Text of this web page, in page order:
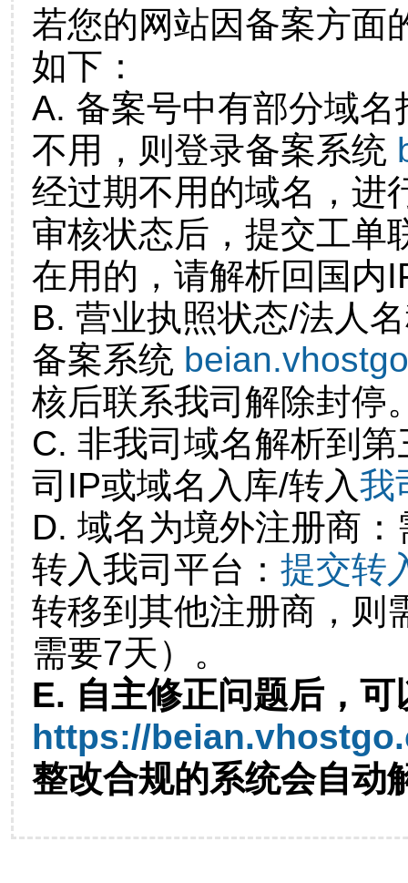
若您的网站因备案方面
如下：
A. 备案号中有部分域
不用，则登录备案系统
经过期不用的域名，进
审核状态后，提交工单
在用的，请解析回国内
B. 营业执照状态/法人
备案系统
核后联系我司解除封停
C. 非我司域名解析到
司IP或域名入库/转入我
D. 域名为境外注册商
转入我司平台： 提交转
转移到其他注册商，则
需要7天）。
E. 自主修正问题后，可
https://
整改合规的系统会自动